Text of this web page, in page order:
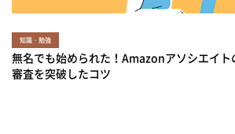
知識・勉強
無名でも始められた！Amazonアソシエイト
審査を突破したコツ